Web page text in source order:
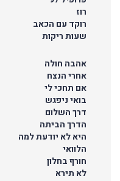
רוז
רוקד עם הכאב
שעות ריקות
אהבה חולה
אחרי הנצח
אם תחכי לי
בואי ניפגש
דרך השלום
הדרך הביתה
היא לא יודעת למה
הלוואי
חורף בחלון
לא תירא